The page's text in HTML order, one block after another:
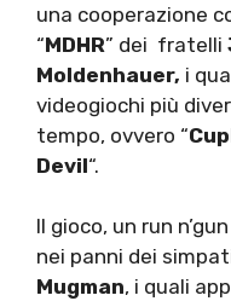
una cooperazione
“MDHR” dei fratelli
Moldenhauer, i
videogiochi più
tempo, ovvero “
Devil“.
Il gioco, un run
nei panni dei
Mugman, i quali